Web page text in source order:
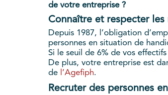
de votre entreprise ?
Connaître et respecter
Depuis 1987, l’obligation
personnes en situation de
Si le seuil de 6% de vos
De plus, votre entreprise est
de l’Agefiph.
Recruter des personnes